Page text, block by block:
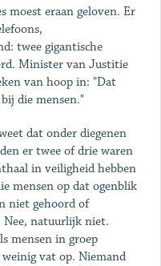
moest eraan geloven. Er
twee gigantische
Minister van Justitie
van hoop in: "Dat
die mensen."
dat onder diegenen
er twee of drie waren
in veiligheid hebben
mensen op dat ogenblik
niet gehoord of
Nee, natuurlijk niet.
mensen in groep
vat op. Niemand